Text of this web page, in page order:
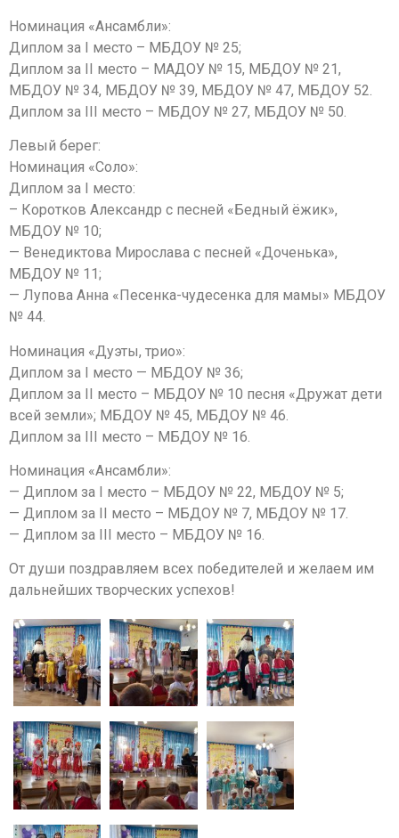
Номинация «Ансамбли»:
Диплом за I место – МБДОУ № 25;
Диплом за II место – МАДОУ № 15, МБДОУ № 21,
МБДОУ № 34, МБДОУ № 39, МБДОУ № 47, МБДОУ 52.
Диплом за III место – МБДОУ № 27, МБДОУ № 50.
Левый берег:
Номинация «Соло»:
Диплом за I место:
– Коротков Александр с песней «Бедный ёжик»,
МБДОУ № 10;
— Венедиктова Мирослава с песней «Доченька»,
МБДОУ № 11;
— Лупова Анна «Песенка-чудесенка для мамы» МБДОУ
№ 44.
Номинация «Дуэты, трио»:
Диплом за I место — МБДОУ № 36;
Диплом за II место – МБДОУ № 10 песня «Дружат дети
всей земли»; МБДОУ № 45, МБДОУ № 46.
Диплом за III место – МБДОУ № 16.
Номинация «Ансамбли»:
— Диплом за I место – МБДОУ № 22, МБДОУ № 5;
— Диплом за II место – МБДОУ № 7, МБДОУ № 17.
— Диплом за III место – МБДОУ № 16.
От души поздравляем всех победителей и желаем им
дальнейших творческих успехов!